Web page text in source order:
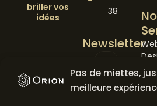
Pas de miettes,
meilleure
brillervos
idées
38
Newsletter
S'inscrire